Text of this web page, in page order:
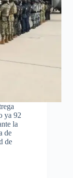
ya 92
la
de
de